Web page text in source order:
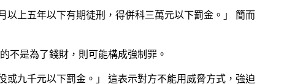
以上五年以下有期徒刑，得併科三萬元以下罰金。」 簡而
不是為了錢財，則可能構成強制罪。
或九千元以下罰金。」 這表示對方不能用威脅方式，強迫